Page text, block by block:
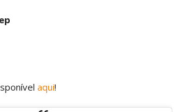
aqui!